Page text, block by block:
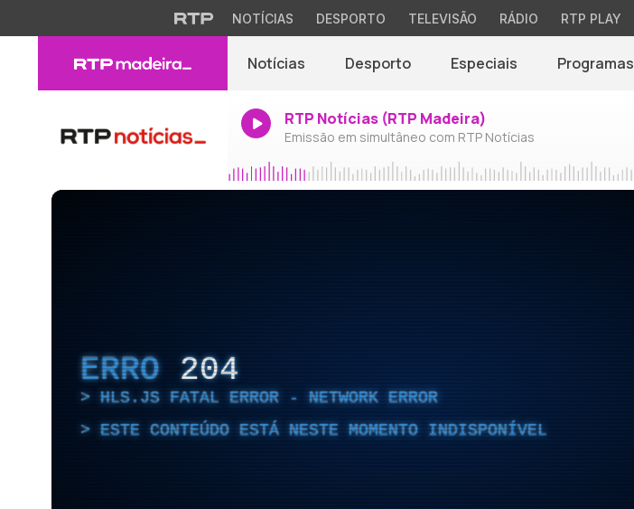
NOTÍCIAS DESPORTO TELEVISÃO RÁDIO RTP PLAY
Notícias Desporto Especiais Programas
RTP Notícias (RTP Madeira)
Emissão em simultâneo com RTP Notícias
ERRO 204
HLS.JS FATAL ERROR - NETWORK ERROR
ESTE CONTEÚDO ESTÁ NESTE MOMENTO INDISPONÍVEL